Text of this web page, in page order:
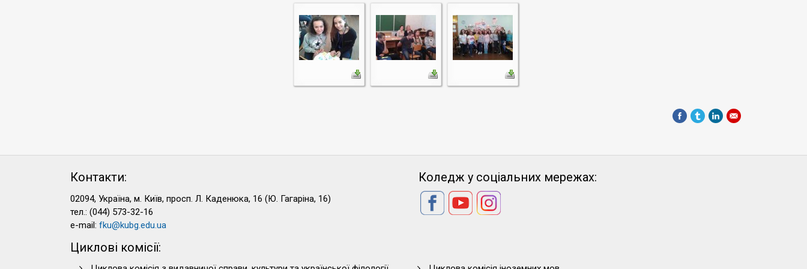
Контакти:
02094, Україна, м. Київ, просп. Л. Каденюка, 16 (Ю. Гагаріна, 16)
тел.: (044) 573-32-16
e-mail: fku@kubg.edu.ua
Коледж у соціальних мережах:
Циклові комісії: